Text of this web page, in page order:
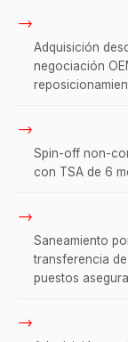
→
Adquisición
negociación
→
Spin-off non-
con TSA de 6
→
Saneamiento
transferencia
puestos
→